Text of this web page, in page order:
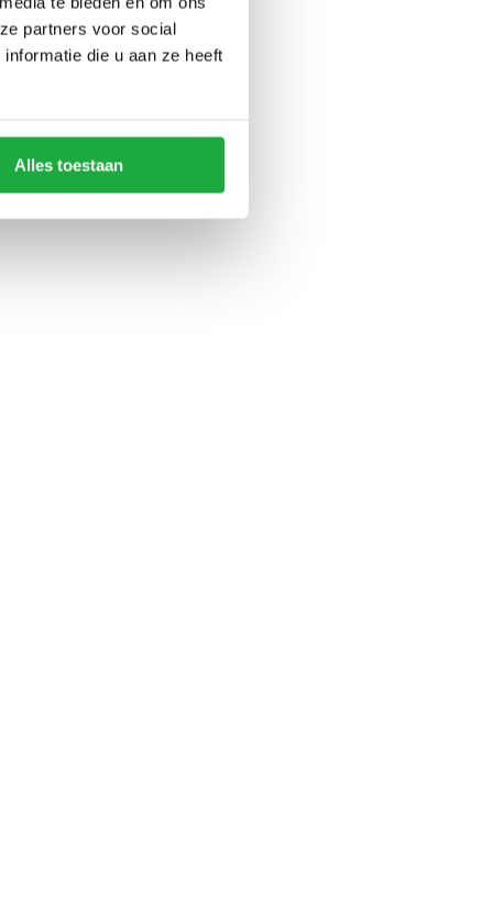
partners voor social
die u aan ze heeft
Alles toestaan